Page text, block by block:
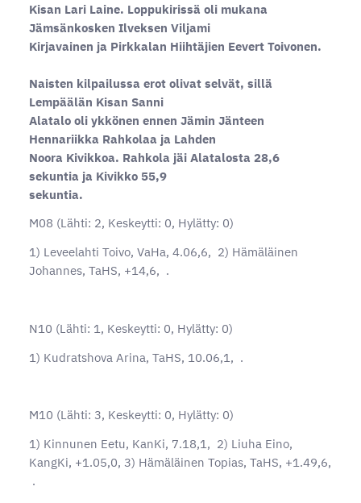
Kisan Lari Laine. Loppukirissä oli mukana
Jämsänkosken Ilveksen Viljami
Kirjavainen ja Pirkkalan Hiihtäjien Eevert Toivonen.
Naisten kilpailussa erot olivat selvät, sillä
Lempäälän Kisan Sanni
Alatalo oli ykkönen ennen Jämin Jänteen
Hennariikka Rahkolaa ja Lahden
Noora Kivikkoa. Rahkola jäi Alatalosta 28,6
sekuntia ja Kivikko 55,9
sekuntia.
M08 (Lähti: 2, Keskeytti: 0, Hylätty: 0)
1) Leveelahti Toivo, VaHa, 4.06,6, 2) Hämäläinen
Johannes, TaHS, +14,6, .
N10 (Lähti: 1, Keskeytti: 0, Hylätty: 0)
1) Kudratshova Arina, TaHS, 10.06,1, .
M10 (Lähti: 3, Keskeytti: 0, Hylätty: 0)
1) Kinnunen Eetu, KanKi, 7.18,1, 2) Liuha Eino,
KangKi, +1.05,0, 3) Hämäläinen Topias, TaHS, +1.49,6,
.